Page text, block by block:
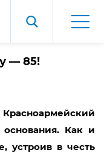
— 85!
Как и
устроив в честь